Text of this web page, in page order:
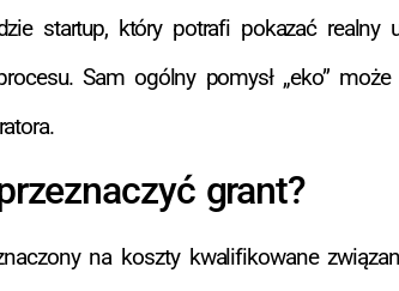
startup, który potrafi pokazać
Sam ogólny pomysł „eko”
grant?
na koszty kwalifikowane